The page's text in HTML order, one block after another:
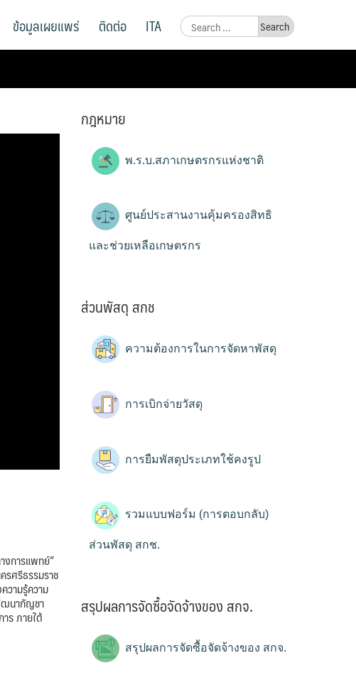
Search
for:
ข้อมูลเผยแพร่ ติดต่อ ITA
การแพทย์”
รศรีธรรมราช
วามรู้ความ
ฒนากัญชา
ร ภายใต้
กฎหมาย
พ.ร.บ.สภาเกษตรกรแห่งชาติ
ศูนย์ประสานงานคุ้มครองสิทธิ
และช่วยเหลือเกษตรกร
ส่วนพัสดุ สกช
ความต้องการในการจัดหาพัสดุ
การเบิกจ่ายวัสดุ
การยืมพัสดุประเภทใช้คงรูป
รวมแบบฟอร์ม (การตอบกลับ)
ส่วนพัสดุ สกช.
สรุปผลการจัดซื้อจัดจ้างของ สกจ.
สรุปผลการจัดซื้อจัดจ้างของ สกจ.